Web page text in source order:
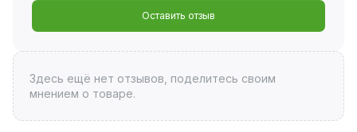
Оставить отзыв
Здесь ещё нет отзывов, поделитесь своим
мнением о товаре.